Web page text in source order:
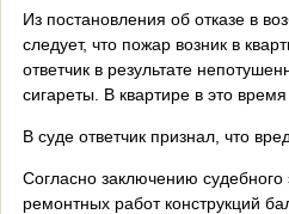
Из постановления об отказе в
следует, что пожар возник в
ответчик в результате
сигареты. В квартире в это
В суде ответчик признал, что
Согласно заключению судебного
ремонтных работ конструкций